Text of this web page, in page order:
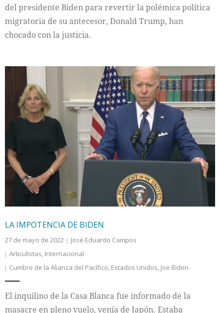
del presidente Biden para revertir la polémica política
migratoria de su antecesor, Donald Trump, han
chocado con la justicia.
LA IMPOTENCIA DE BIDEN
27 de mayo de 2022
José Eduardo Campos
Articulistas, Internacional
Cumbre de la Alianza del Pacífico, Estados Unidos, Joe Biden
El inquilino de la Casa Blanca fue informado de la
masacre en pleno vuelo, venía de Japón. Estaba